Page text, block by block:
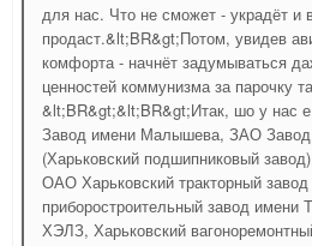
для нас. Что не сможет - украдёт и
продаст.&lt;BR&gt;Потом, увидев
комфорта - начнёт задумываться
ценностей коммунизма за парочку
&lt;BR&gt;&lt;BR&gt;Итак, шо у нас
Завод имени Малышева, ЗАО
(Харьковский подшипниковый
ОАО Харьковский тракторный
приборостроительный завод
ХЭЛЗ, Харьковский